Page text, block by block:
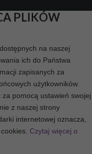
PLIKÓW
na naszej
ich do Państwa
zapisanych za
użytkowników.
pomocą ustawień swojej
z naszej strony
internetowej oznacza,
Czytaj więcej o